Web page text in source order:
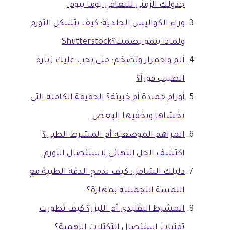
جدولك الزمني للتعافي يوماً بيوم.
وراء الكواليس الجلدية: كيف يتشكل التورم
ولماذا ينمو بصمت؟Shutterstock
ألم واحمرار وتضخم: متى يجب عليك زيارة
الطبيب فوراً؟
أورام حميدة أم خبيثة؟ الحقيقة الكاملة التي
تخشاها ويخفيها البعض.
المراهم الموضعية أم المشرط الطبي؟
اكتشف الحل النهائي لاستئصال التورم.
دليلك الشامل: كيف ندمج الدقة الطبية مع
اللمسة التجميلية بمهارة؟
المشرط التقليدي أم الليزر؟ كيف تطورت
تقنيات استئصال التكتلات الزهمية؟